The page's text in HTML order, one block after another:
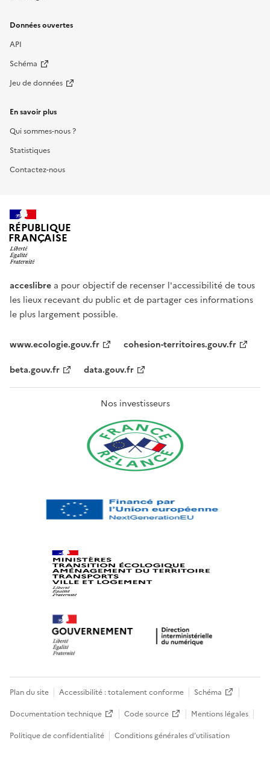
Données ouvertes
API
Schéma
Jeu de données
En savoir plus
Qui sommes-nous ?
Statistiques
Contactez-nous
RÉPUBLIQUE
FRANÇAISE
acceslibre a pour objectif de recenser l'accessibilité de tous
les lieux recevant du public et de partager ces informations
le plus largement possible.
www.ecologie.gouv.fr
cohesion-territoires.gouv.fr
beta.gouv.fr
data.gouv.fr
Nos investisseurs
Plan du site Accessibilité : totalement conforme
Schéma
Documentation technique
Code source
Mentions légales
Politique de confidentialité
Conditions générales d’utilisation